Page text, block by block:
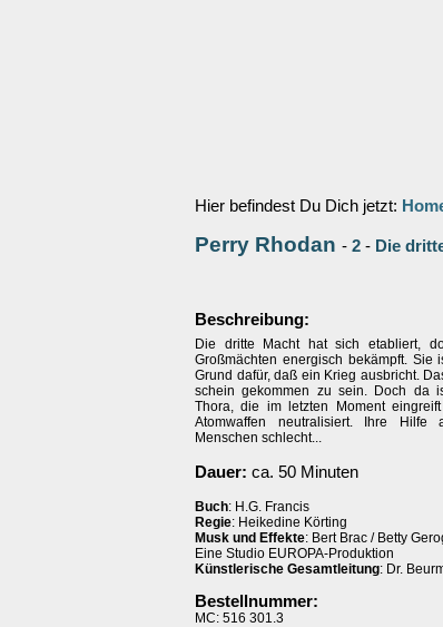
Hier befindest Du Dich jetzt:
Perry Rhodan - 2 - Die
Beschreibung:
Die dritte Macht hat sich etabliert,
Großmächten energisch bekämpft. Sie
Grund dafür, daß ein Krieg ausbricht.
schein gekommen zu sein. Doch da
Thora, die im letzten Moment
Atomwaffen neutralisiert. Ihre
Menschen schlecht...
Dauer: ca. 50 Minuten
Buch: H.G. Francis
Regie: Heikedine Körting
Musk und Effekte: Bert Brac / Betty
Eine Studio EUROPA-Produktion
Künstlerische Gesamtleitung: Dr.
Bestellnummer:
MC: 516 301.3